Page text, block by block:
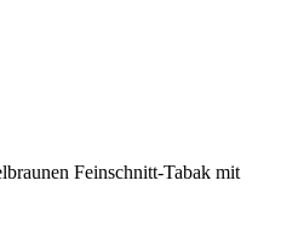
Feinschnitt-Tabak mit